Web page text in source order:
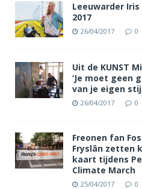
Leeuwarder
2017
26/04/2017 0
Uit de KUNST
‘Je moet geen
van je eigen
26/04/2017 0
Freonen fan
Fryslân zetten
kaart tijdens
Climate March
25/04/2017 0